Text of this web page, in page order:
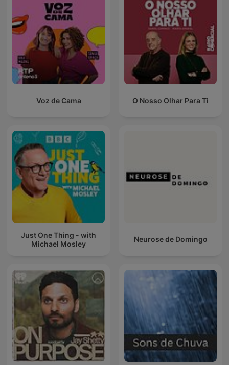
Voz de Cama O Nosso Olhar Para Ti
Just One Thing - with
Michael Mosley
Neurose de Domingo